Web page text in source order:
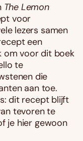
The Lemon
voor
lezers samen
een
om voor dit boek
te
die
aan toe.
dit recept blijft
tevoren te
je hier gewoon